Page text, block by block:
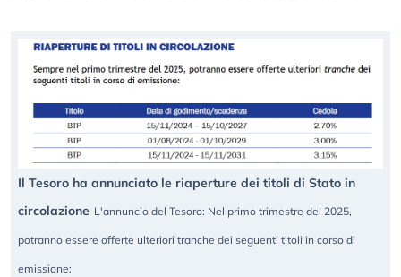
Il Tesoro ha annunciato le riaperture dei titoli di Stato in
circolazione L'annuncio del Tesoro: Nel primo trimestre del 2025,
potranno essere offerte ulteriori tranche dei seguenti titoli in corso di
emissione: